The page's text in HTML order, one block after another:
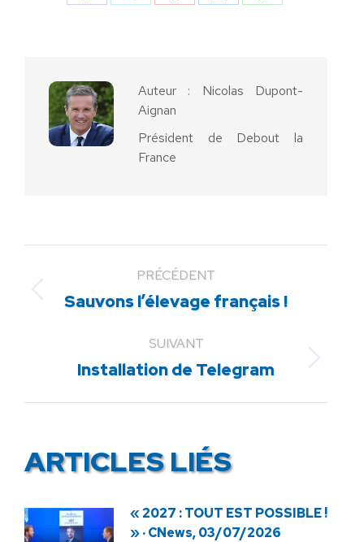
Auteur : Nicolas Dupont-
Aignan
Président de Debout la
France
PRÉCÉDENT
Article
précédent
:
Sauvons l’élevage français !
SUIVANT
Article
:
Installation de Telegram
ARTICLES LIÉS
« 2027 : TOUT EST POSSIBLE !
» · CNews, 03/07/2026